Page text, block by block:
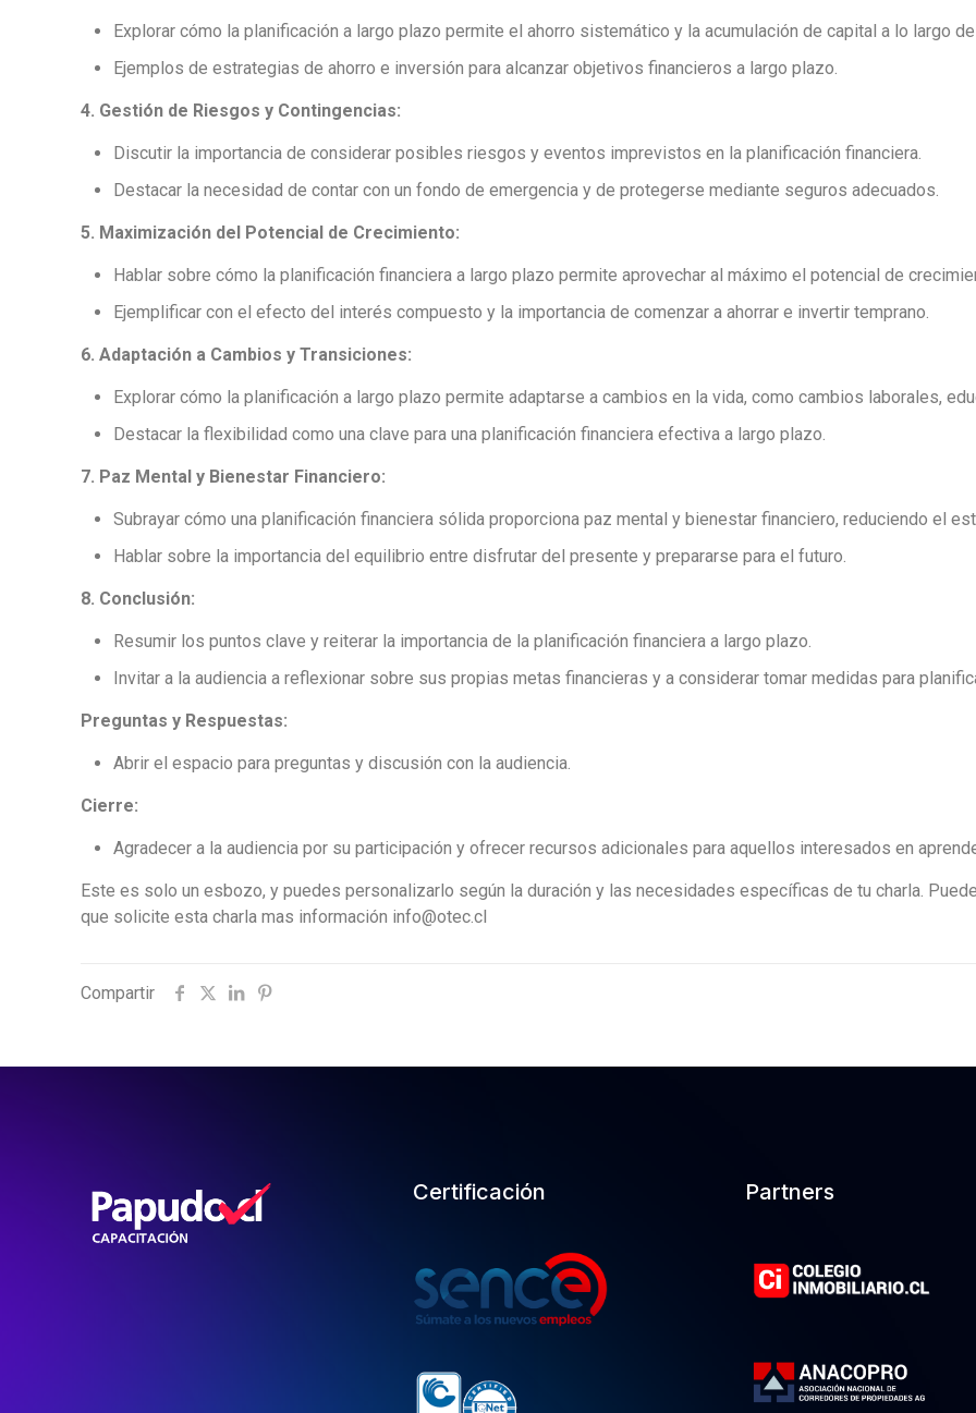
Explorar cómo la planificación a largo plazo permite el ahorro sistemático y la acumulación de capital a lo largo
Ejemplos de estrategias de ahorro e inversión para alcanzar objetivos financieros a largo plazo.
4. Gestión de Riesgos y Contingencias:
Discutir la importancia de considerar posibles riesgos y eventos imprevistos en la planificación financiera.
Destacar la necesidad de contar con un fondo de emergencia y de protegerse mediante seguros adecuados.
5. Maximización del Potencial de Crecimiento:
Hablar sobre cómo la planificación financiera a largo plazo permite aprovechar al máximo el potencial de
Ejemplificar con el efecto del interés compuesto y la importancia de comenzar a ahorrar e invertir temprano.
6. Adaptación a Cambios y Transiciones:
Explorar cómo la planificación a largo plazo permite adaptarse a cambios en la vida, como cambios laborales,
Destacar la flexibilidad como una clave para una planificación financiera efectiva a largo plazo.
7. Paz Mental y Bienestar Financiero:
Subrayar cómo una planificación financiera sólida proporciona paz mental y bienestar financiero, reduciendo el
Hablar sobre la importancia del equilibrio entre disfrutar del presente y prepararse para el futuro.
8. Conclusión:
Resumir los puntos clave y reiterar la importancia de la planificación financiera a largo plazo.
Invitar a la audiencia a reflexionar sobre sus propias metas financieras y a considerar tomar medidas para
Preguntas y Respuestas:
Abrir el espacio para preguntas y discusión con la audiencia.
Cierre:
Agradecer a la audiencia por su participación y ofrecer recursos adicionales para aquellos interesados en
Este es solo un esbozo, y puedes personalizarlo según la duración y las necesidades específicas de tu charla.
que solicite esta charla mas información info@otec.cl
Compartir
Certificación Partners